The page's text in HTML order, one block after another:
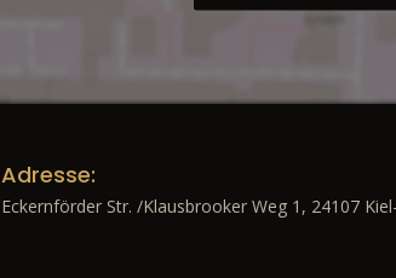
Adresse:
Eckernförder Str. /Klausbrooker Weg 1, 24107